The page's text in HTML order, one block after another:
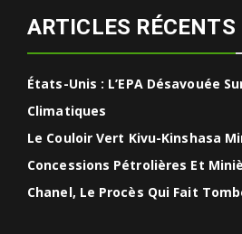
ARTICLES RÉCENTS
États-Unis : L’EPA Désavouée
Climatiques
Le Couloir Vert Kivu-Kinshasa
Concessions Pétrolières Et
Chanel, Le Procès Qui Fait